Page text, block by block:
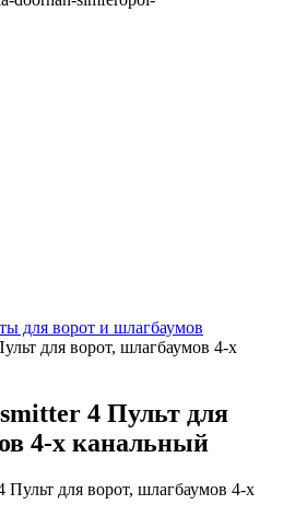
для ворот и шлагбаумов
для ворот, шлагбаумов 4-х
4 Пульт для
4-х канальный